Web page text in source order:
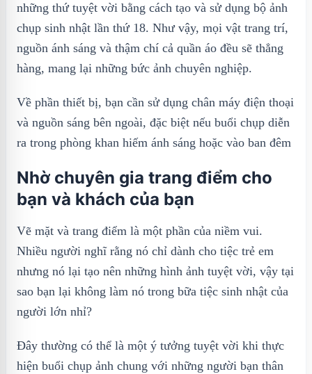
những thứ tuyệt vời bằng cách tạo và sử dụng bộ ảnh
chụp sinh nhật lần thứ 18. Như vậy, mọi vật trang trí,
nguồn ánh sáng và thậm chí cả quần áo đều sẽ thẳng
hàng, mang lại những bức ảnh chuyên nghiệp.
Về phần thiết bị, bạn cần sử dụng chân máy điện thoại
và nguồn sáng bên ngoài, đặc biệt nếu buổi chụp diễn
ra trong phòng khan hiếm ánh sáng hoặc vào ban đêm
Nhờ chuyên gia trang điểm cho
bạn và khách của bạn
Vẽ mặt và trang điểm là một phần của niềm vui.
Nhiều người nghĩ rằng nó chỉ dành cho tiệc trẻ em
nhưng nó lại tạo nên những hình ảnh tuyệt vời, vậy tại
sao bạn lại không làm nó trong bữa tiệc sinh nhật của
người lớn nhỉ?
Đây thường có thể là một ý tưởng tuyệt vời khi thực
hiện buổi chụp ảnh chung với những người bạn thân